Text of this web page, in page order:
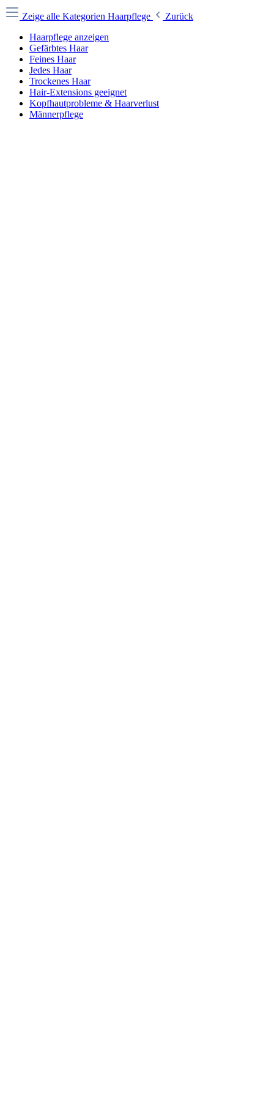
Zeige alle Kategorien Haarpflege
Zurück
Haarpflege anzeigen
Gefärbtes Haar
Feines Haar
Jedes Haar
Trockenes Haar
Hair-Extensions geeignet
Kopfhautprobleme & Haarverlust
Männerpflege